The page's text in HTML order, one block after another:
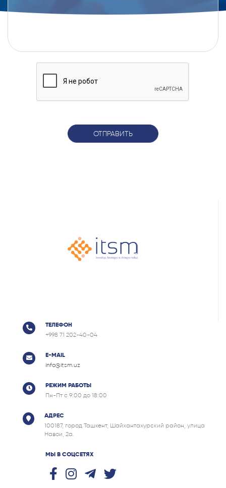
ОТПРАВИТЬ
ТЕЛЕФОН
+998 71 202-40-04
E-MAIL
info@itsm.uz
РЕЖИМ РАБОТЫ
Пн-Пт с 9:00 до 18:00
АДРЕС
100187, город Ташкент, Шайхантахурский район, улица
Навои, 2а.
МЫ В СОЦСЕТЯХ